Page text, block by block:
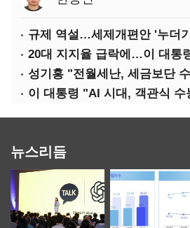
규제 역설…세제개편안 '누더
20대 지지율 급락에…이 대통
뉴스리듬